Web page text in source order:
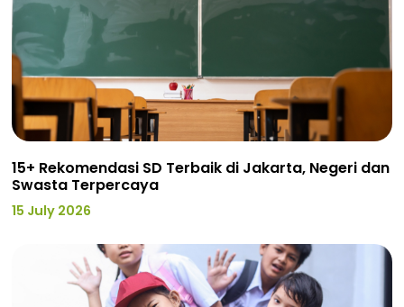
15+ Rekomendasi SD Terbaik di Jakarta, Negeri dan
Swasta Terpercaya
15 July 2026